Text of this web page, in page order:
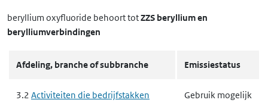
beryllium oxyfluoride behoort totZZS beryllium en
berylliumverbindingen
Afdeling, branche of subbranche Emissiestatus
3.2 Activiteiten die bedrijfstakken
Gebruik mogelijk